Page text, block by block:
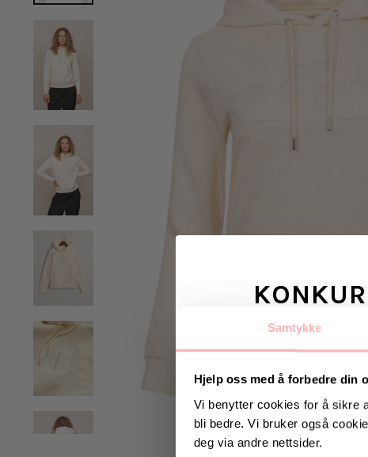
Samtykke
Hjelp oss med å forbedre din
Vi benytter cookies for å sikre
bli bedre. Vi bruker også
deg via andre nettsider.
Vinn valgfrie
til deg og
Vinneren annonseres 9.